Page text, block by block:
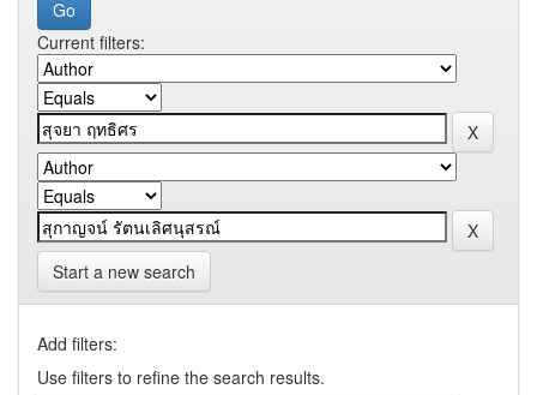
Current filters:
Start a new search
Add filters:
Use filters to refine the search results.